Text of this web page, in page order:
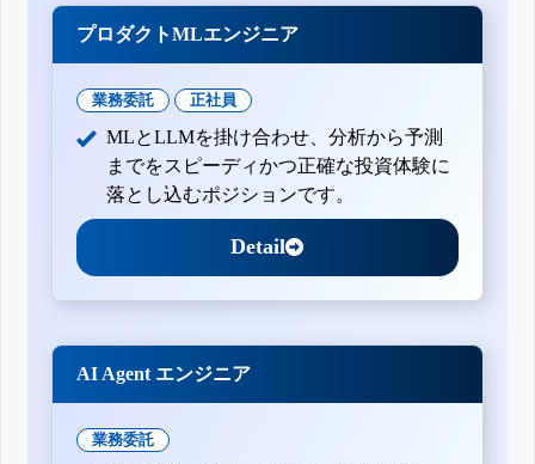
プロダクトMLエンジニア
業務委託 正社員
MLとLLMを掛け合わせ、分析から予測
までをスピーディかつ正確な投資体験に
落とし込むポジションです。
Detail
AI Agent エンジニア
業務委託